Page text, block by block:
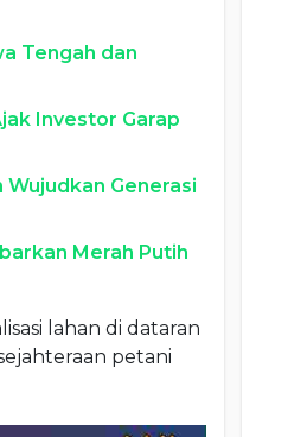
Tengah dan
Investor Garap
Generasi
Merah Putih
lahan di dataran
petani